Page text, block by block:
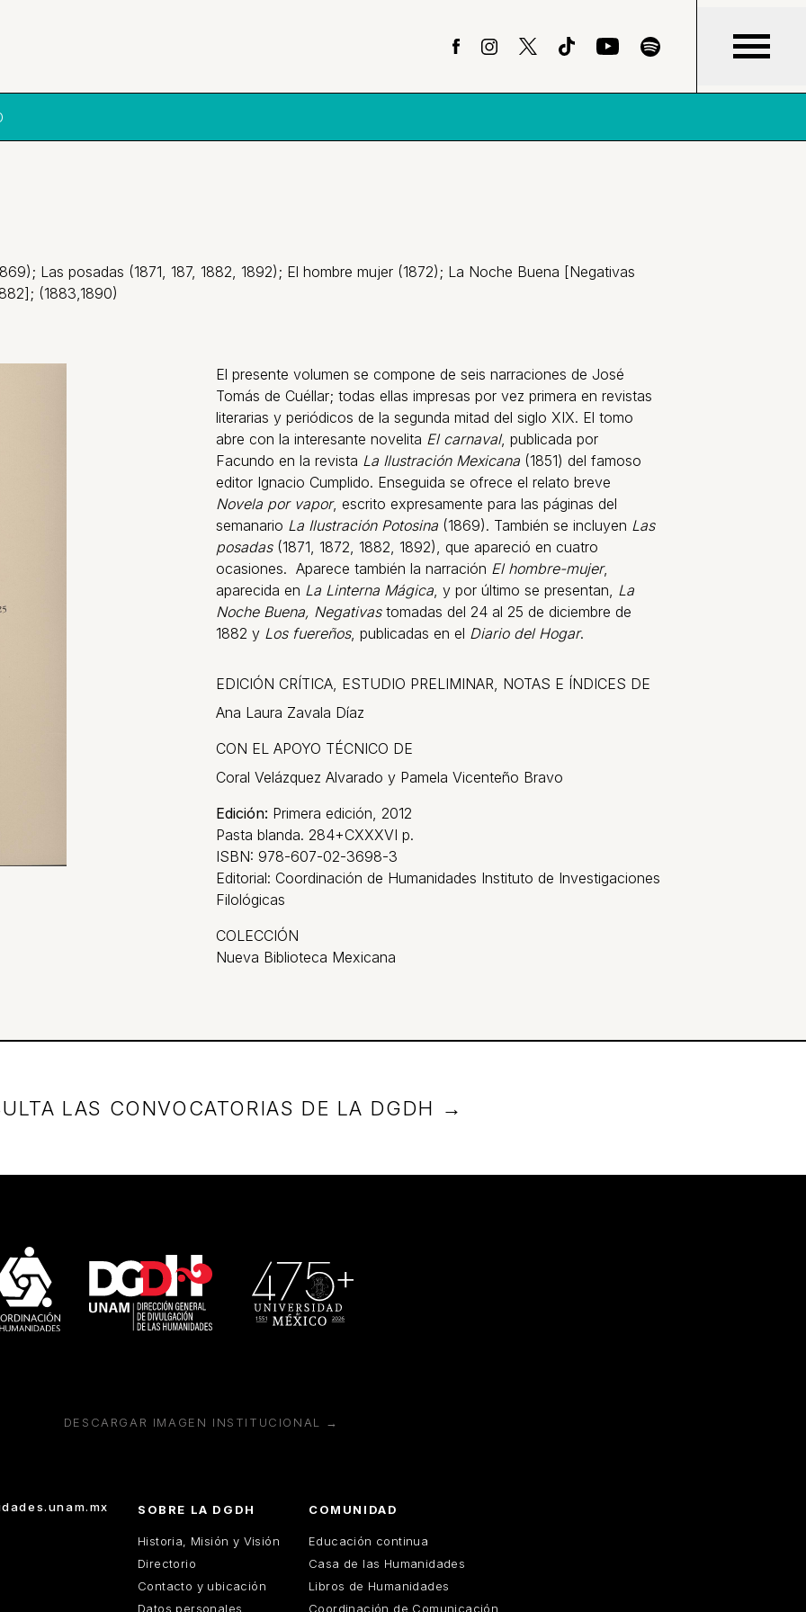
Las posadas (1871, 187, 1882, 1892); El hombre mujer (1872); La Noche Buena [Negativas
(1883,1890)
El presente volumen se compone de seis narraciones de José
Tomás de Cuéllar; todas ellas impresas por vez primera en revistas
literarias y periódicos de la segunda mitad del siglo XIX. El tomo
abre con la interesante novelita El carnaval, publicada por
Facundo en la revista La Ilustración Mexicana (1851) del famoso
editor Ignacio Cumplido. Enseguida se ofrece el relato breve
Novela por vapor, escrito expresamente para las páginas del
semanario La Ilustración Potosina (1869). También se incluyen Las
posadas(1871, 1872, 1882, 1892), que apareció en cuatro
ocasiones. Aparece también la narración El hombre-mujer,
aparecida en La Linterna Mágica, y por último se presentan, La
Noche Buena, Negativas tomadas del 24 al 25 de diciembre de
1882 y Los fuereños, publicadas en el Diario del Hogar.
EDICIÓN CRÍTICA, ESTUDIO PRELIMINAR, NOTAS E ÍNDICES DE
Ana Laura Zavala Díaz
CON EL APOYO TÉCNICO DE
Coral Velázquez Alvarado y Pamela Vicenteño Bravo
Edición: Primera edición, 2012
Pasta blanda. 284+CXXXVI p.
ISBN: 978-607-02-3698-3
Editorial: Coordinación de Humanidades Instituto de Investigaciones
Filológicas
COLECCIÓN
Nueva Biblioteca Mexicana
LAS CONVOCATORIAS DE LA DGDH →
DESCARGAR IMAGEN INSTITUCIONAL →
SOBRE LA DGDH
Historia, Misión y Visión
Directorio
Contacto y ubicación
Datos personales
COMUNIDAD
Educación continua
Casa de las Humanidades
Libros de Humanidades
Coordinación de Comunicación